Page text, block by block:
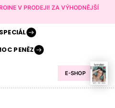
V PRODEJI! ZA VÝHODNĚJŠÍ
E-SHOP
SPECIÁL
PENĚZ